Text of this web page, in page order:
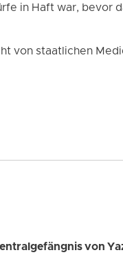
in Haft war, bevor
von staatlichen
von